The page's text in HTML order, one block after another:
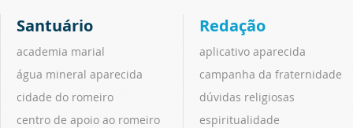
Santuário
academia marial
água mineral aparecida
cidade do romeiro
centro de apoio ao romeiro
Redação
aplicativo aparecida
campanha da fraternidade
dúvidas religiosas
espiritualidade